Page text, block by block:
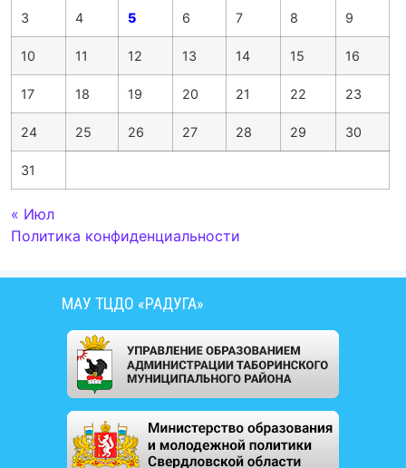
3 4 5 6 7 8 9
10 11 12 13 14 15 16
17 18 19 20 21 22 23
24 25 26 27 28 29 30
31
« Июл
Политика конфиденциальности
МАУ ТЦДО «РАДУГА»